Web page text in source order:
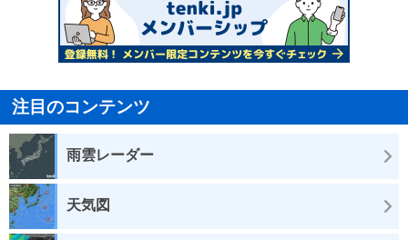
注目のコンテンツ
雨雲レーダー
天気図